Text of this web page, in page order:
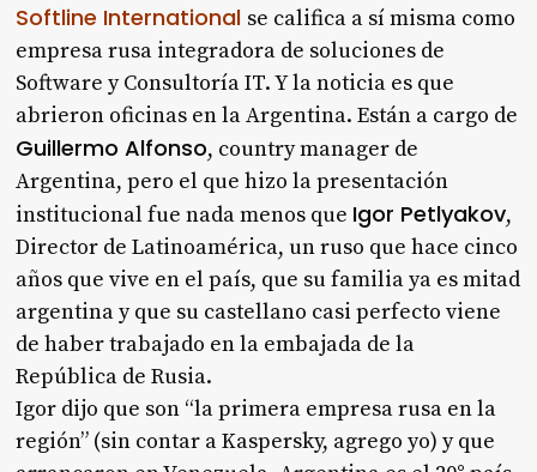
Softline International se califica a sí misma como
empresa rusa integradora de soluciones de
Software y Consultoría IT. Y la noticia es que
abrieron oficinas en la Argentina. Están a cargo de
Guillermo Alfonso, country manager de
Argentina, pero el que hizo la presentación
institucional fue nada menos que Igor Petlyakov,
Director de Latinoamérica, un ruso que hace cinco
años que vive en el país, que su familia ya es mitad
argentina y que su castellano casi perfecto viene
de haber trabajado en la embajada de la
República de Rusia.
Igor dijo que son “la primera empresa rusa en la
región” (sin contar a Kaspersky, agrego yo) y que